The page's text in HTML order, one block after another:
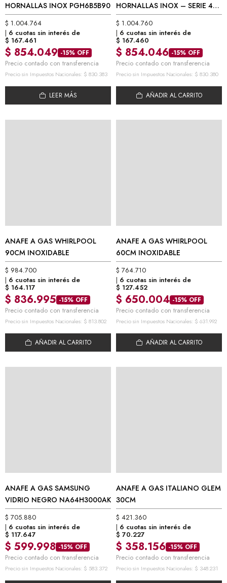
HORNALLAS INOX PGH6B5B90
$ 1.004.764
Precio sin Impuestos Nacionales: $ 830.383
6 cuotas sin interés de
$ 167.461
$ 854.049 -15% OFF
Precio contado con transferencia
LEER MÁS
HORNALLAS INOX – SERIE 4
PGH6B5K90
$ 1.004.760
Precio sin Impuestos Nacionales: $ 830.380
6 cuotas sin interés de
$ 167.460
$ 854.046 -15% OFF
Precio contado con transferencia
AÑADIR AL CARRITO
ANAFE A GAS WHIRLPOOL
90CM INOXIDABLE
$ 984.700
Precio sin Impuestos Nacionales: $ 813.802
6 cuotas sin interés de
$ 164.117
$ 836.995 -15% OFF
Precio contado con transferencia
AÑADIR AL CARRITO
ANAFE A GAS WHIRLPOOL
60CM INOXIDABLE
$ 764.710
Precio sin Impuestos Nacionales: $ 631.992
6 cuotas sin interés de
$ 127.452
$ 650.004 -15% OFF
Precio contado con transferencia
AÑADIR AL CARRITO
ANAFE A GAS SAMSUNG
VIDRIO NEGRO NA64H3000AK
$ 705.880
Precio sin Impuestos Nacionales: $ 583.372
6 cuotas sin interés de
$ 117.647
$ 599.998 -15% OFF
Precio contado con transferencia
ANAFE A GAS ITALIANO GLEM
30CM
$ 421.360
Precio sin Impuestos Nacionales: $ 348.231
6 cuotas sin interés de
$ 70.227
$ 358.156 -15% OFF
Precio contado con transferencia